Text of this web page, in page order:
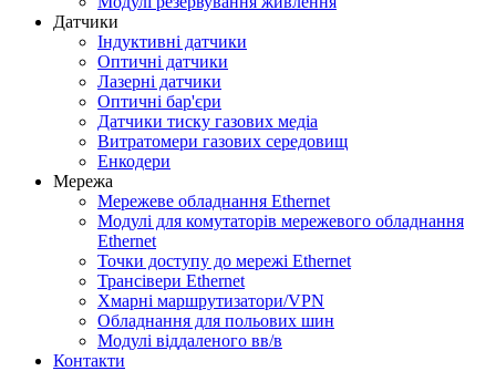
Датчики
Індуктивні датчики
Оптичні датчики
Лазерні датчики
Оптичні бар'єри
Датчики тиску газових медіа
Витратомери газових середовищ
Енкодери
Мережа
Мережеве обладнання Ethernet
Модулі для комутаторів мережевого обладнання
Ethernet
Точки доступу до мережі Ethernet
Трансівери Ethernet
Хмарні маршрутизатори/VPN
Обладнання для польових шин
Модулі віддаленого вв/в
Контакти